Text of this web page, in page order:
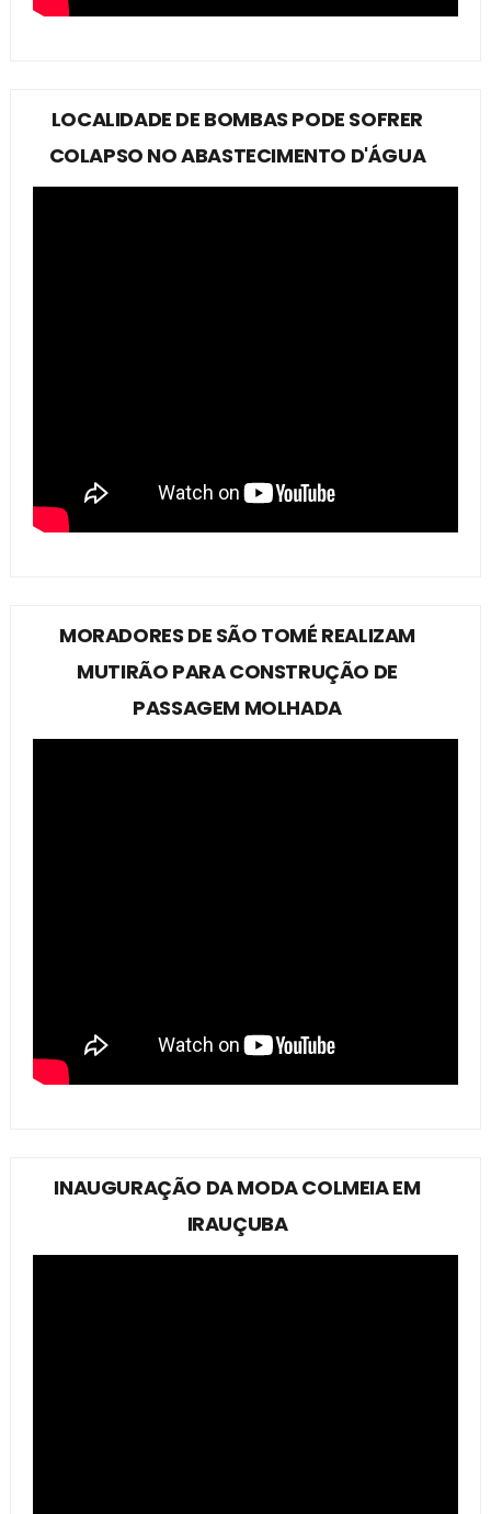
LOCALIDADE DE BOMBAS PODE SOFRER
COLAPSO NO ABASTECIMENTO D'ÁGUA
MORADORES DE SÃO TOMÉ REALIZAM
MUTIRÃO PARA CONSTRUÇÃO DE
PASSAGEM MOLHADA
INAUGURAÇÃO DA MODA COLMEIA EM
IRAUÇUBA